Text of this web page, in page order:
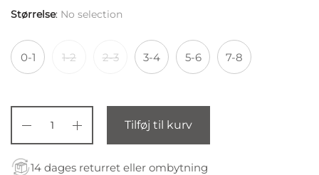
Størrelse: No selection
0-1 1-2 2-3 3-4 5-6 7-8
Tilføj til kurv
14 dages returret eller ombytning